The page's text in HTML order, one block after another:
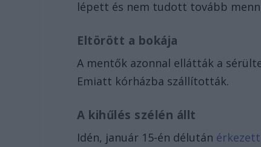
lépett és nem tudott tovább
Eltörött a bokája
A mentők azonnal ellátták a
Emiatt kórházba szállították.
A kihűlés szélén állt
Idén, január 15-én délután